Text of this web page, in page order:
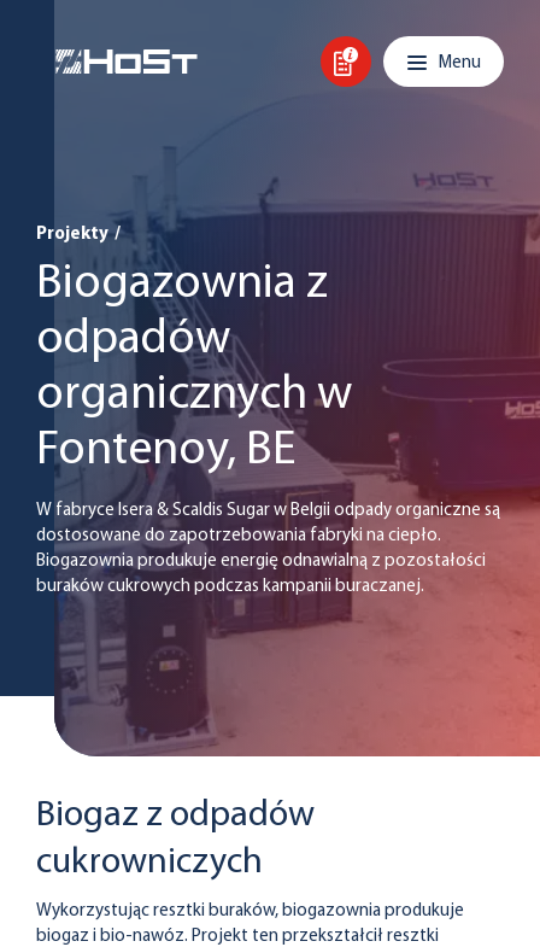
Main navigation
Menu
Projekty /
Biogazownia z
odpadów
organicznych w
Fontenoy, BE
W fabryce Isera & Scaldis Sugar w Belgii odpady organiczne są
dostosowane do zapotrzebowania fabryki na ciepło.
Biogazownia produkuje energię odnawialną z pozostałości
buraków cukrowych podczas kampanii buraczanej.
Biogaz z odpadów
cukrowniczych
Wykorzystując resztki buraków, biogazownia produkuje
biogaz i bio-nawóz. Projekt ten przekształcił resztki